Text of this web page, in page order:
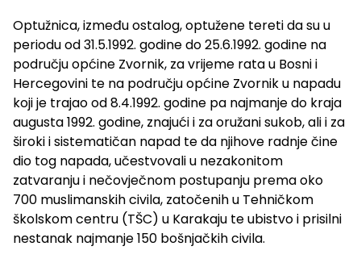
Optužnica, između ostalog, optužene tereti da su u
periodu od 31.5.1992. godine do 25.6.1992. godine na
području općine Zvornik, za vrijeme rata u Bosni i
Hercegovini te na području općine Zvornik u napadu
koji je trajao od 8.4.1992. godine pa najmanje do kraja
augusta 1992. godine, znajući i za oružani sukob, ali i za
široki i sistematičan napad te da njihove radnje čine
dio tog napada, učestvovali u nezakonitom
zatvaranju i nečovječnom postupanju prema oko
700 muslimanskih civila, zatočenih u Tehničkom
školskom centru (TŠC) u Karakaju te ubistvo i prisilni
nestanak najmanje 150 bošnjačkih civila.